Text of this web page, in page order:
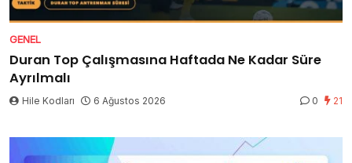
GENEL
Duran Top Çalışmasına Haftada Ne Kadar Süre
Ayrılmalı
Hile Kodları 6 Ağustos 2026 0 21